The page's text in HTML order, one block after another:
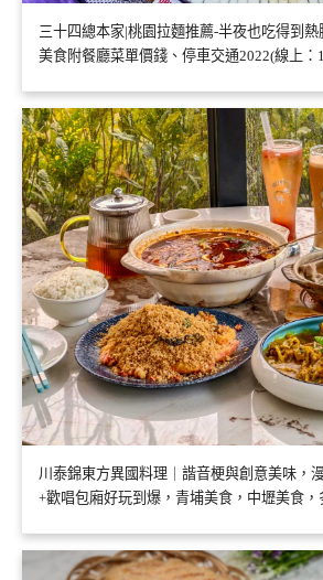
三十四總本家|桃園拉麵推薦-半夜也吃得到
美食附餐廳菜單價錢、停車交通2022(線上：
川泰錦東方異國料理｜諧音梗與創意美味，
+歡唱包廂好玩到爆，青埔美食，中壢美食